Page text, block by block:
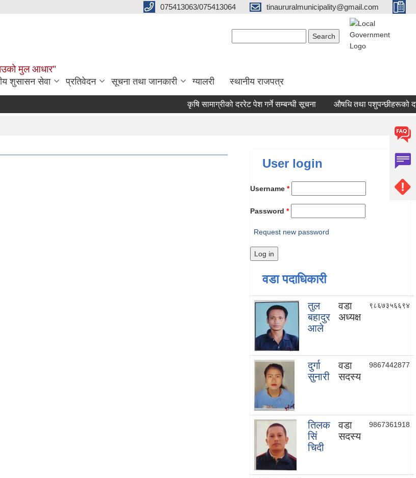
075413063/075413064 tinaururalmunicipality@gmail.com
मुल आधार"
शुसासन सेवा प्रतिवेदन सूचना तथा जानकारी ग्यालरी स्थानीय राजपत्र
कृषि सामाग्रीको दररेट पेश गर्ने सम्बन्धी सूचना औषधि तथा पशुपन्छीहरूको
User login
Username *
Password *
Request new password
वडा पदाधिकारी
तुल
बहादुर
आले
वडा
अध्यक्ष
९८६७३५६६९४
दुर्गा
सुनारी
वडा
सदस्य
9867442877
तिलक
सिं
चिदी
वडा
सदस्य
9867361918